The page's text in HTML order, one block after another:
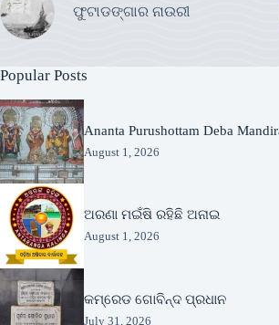
ଫୁଟାଡଙ୍ଗାର ନାଉରୀ
Popular Posts
Ananta Purushottam Deba
August 1, 2026
ଅରଣା ମଇଁଷି ରହିଛି ଅନାଇ
August 1, 2026
କମ୍ରେଡ ଗୋବିନ୍ଦ ପ୍ରଧାନ
July 31, 2026